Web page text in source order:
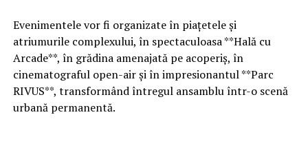
Evenimentele vor fi organizate în piațetele și
atriumurile complexului, în spectaculoasa **Hală cu
Arcade**, în grădina amenajată pe acoperiș, în
cinematograful open-air și în impresionantul **Parc
RIVUS**, transformând întregul ansamblu într-o scenă
urbană permanentă.